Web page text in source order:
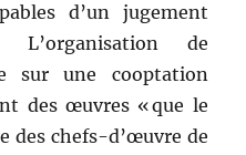
d’un jugement
L’organisation de
sur une cooptation
des œuvres « que le
des chefs-d’œuvre de